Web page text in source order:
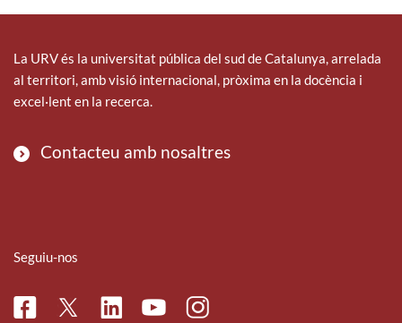
La URV és la universitat pública del sud de Catalunya, arrelada
al territori, amb visió internacional, pròxima en la docència i
excel·lent en la recerca.
Contacteu amb nosaltres
Seguiu-nos
FacebookTwitterLinkedinYoutubeInstagram